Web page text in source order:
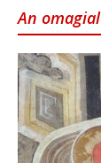
An omagial